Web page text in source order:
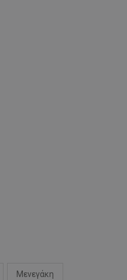
Μενεγάκη